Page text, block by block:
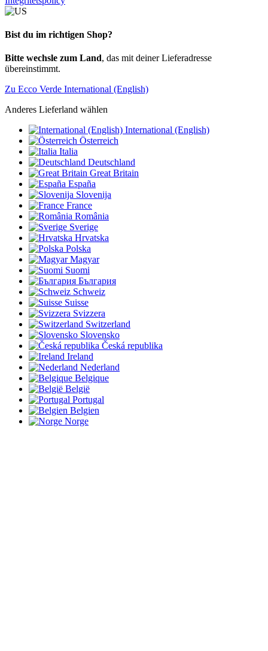
Bist du im richtigen Shop?
Bitte wechsle zum Land, das mit deiner Lieferadresse
übereinstimmt.
Zu Ecco Verde International (English)
Anderes Lieferland wählen
International (English)
Österreich
Italia
Deutschland
Great Britain
España
Slovenija
France
România
Sverige
Hrvatska
Polska
Magyar
Suomi
България
Schweiz
Suisse
Svizzera
Switzerland
Slovensko
Česká republika
Ireland
Nederland
Belgique
België
Portugal
Belgien
Norge